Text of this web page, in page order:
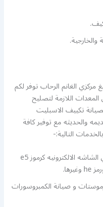
والخارجية.
الغانم الرحاب توفر لكم
اللازمة لتصليح
تكييف الاسبليت
والحديثه مع توفير كافة
التالية:-
تصليح الاخطاء الصادره علي الشاشه الالكترونيه كرموز e5
و صيانة الكمبروسورات